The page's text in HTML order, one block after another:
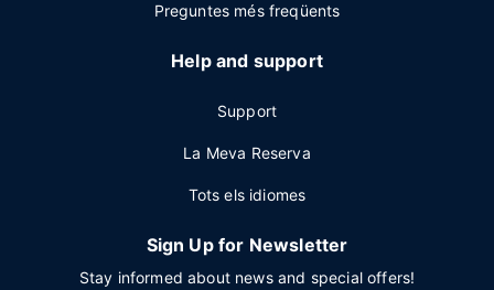
Preguntes més freqüents
Help and support
Support
La Meva Reserva
Tots els idiomes
Sign Up for Newsletter
Stay informed about news and special offers!